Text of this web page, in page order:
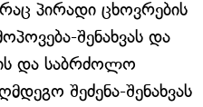
პირადი ცხოვრების
შენახვას და
და საბრძოლო
შეძენა-შენახვას